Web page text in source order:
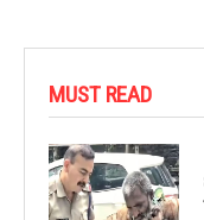
MUST READ